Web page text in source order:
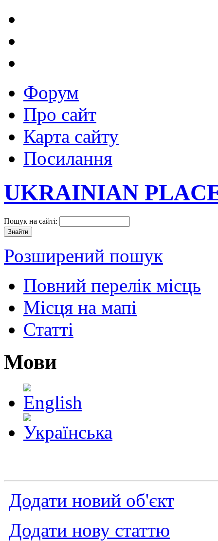
Форум
Про сайт
Карта сайту
Посилання
UKRAINIAN
Пошук на сайті:
Розширений пошук
Повний перелік місць
Місця на мапі
Статті
Мови
Додати новий об'єкт
Додати нову статтю